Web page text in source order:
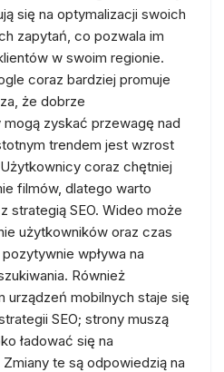
się na optymalizacji swoich
zapytań, co pozwala im
w swoim regionie.
coraz bardziej promuje
że dobrze
zyskać przewagę nad
trendem jest wzrost
coraz chętniej
filmów, dlatego warto
strategią SEO. Wideo może
użytkowników oraz czas
wpływa na
Również
urządzeń mobilnych staje się
SEO; strony muszą
ładować się na
te są odpowiedzią na